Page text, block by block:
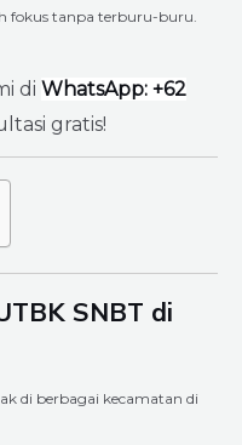
fokus tanpa terburu-buru.
di WhatsApp: +62
gratis!
SNBT di
di berbagai kecamatan di